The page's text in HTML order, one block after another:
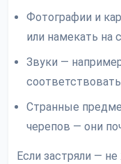
Фотографии и
или намекать на
Звуки —
Странные
черепов — они
Если застряли —